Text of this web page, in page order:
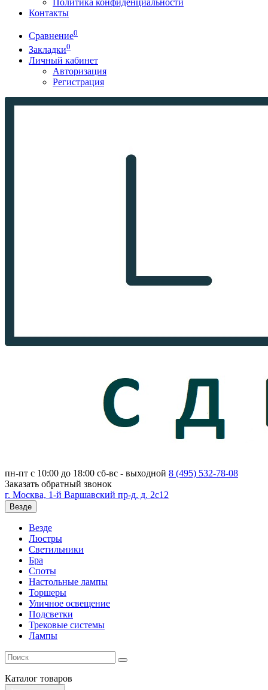
Политика конфиденциальности
Контакты
Сравнение0
Закладки0
Личный кабинет
Авторизация
Регистрация
пн-пт с 10:00 до 18:00 сб-вс - выходной 8 (495) 532-78-08
Заказать обратный звонок
г. Москва, 1-й Варшавский пр-д, д. 2с12
Везде
Везде
Люстры
Светильники
Бра
Споты
Настольные лампы
Торшеры
Уличное освещение
Подсветки
Трековые системы
Лампы
Каталог товаров